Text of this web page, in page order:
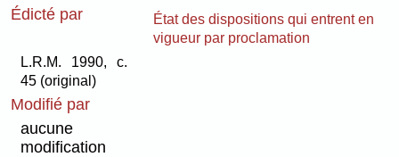
Édicté par
État des dispositions qui entrent en
vigueur par proclamation
L.R.M. 1990, c.
45 (original)
Modifié par
aucune
modification